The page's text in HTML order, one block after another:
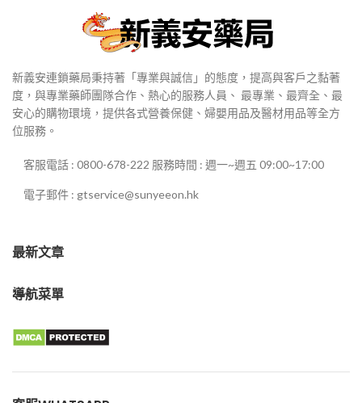
新義安連鎖藥局秉持著「專業與誠信」的態度，提高與客戶之黏著
度，與專業藥師團隊合作、熱心的服務人員、 最專業、最齊全、最
安心的購物環境，提供各式營養保健、婦嬰用品及醫材用品等全方
位服務。
客服電話 : 0800-678-222 服務時間 : 週一~週五 09:00~17:00
電子郵件 : gtservice@sunyeeon.hk
最新文章
導航菜單